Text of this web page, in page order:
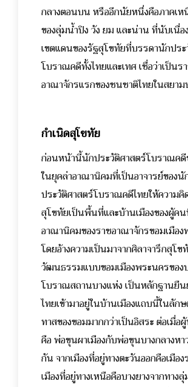
กลางตอนบน หรืออีกนัยหนึ่งคือภาคเห
ของลุ่มน้ำปิง วัง ยม และน่าน ที่นับเนื่อ
เขตแดนของรัฐสุโขทัยที่บรรดานักปร
โบราณคดีทั้งไทยและเทศ เชื่อว่าเป็นร
อาณาจักรแรกของชนชาติไทยในสยาม
กำเนิดสุโขทัย
ก่อนหน้านี้นักประวัติศาสตร์โบราณคดี
ในยุคล่าอาณานิคมที่เป็นอาจารย์ของนั
ประวัติศาสตร์โบราณคดีไทยให้ความคิ
สุโขทัยเป็นพื้นที่และบ้านเมืองของผู้ค
อาณานิคมของราชอาณาจักรขอมเมือ
โดยอ้างความเป็นมาจากศิลาจารึกสุโ
วัฒนธรรมแบบขอมเมืองพระนครของ
โบราณสถานบางแห่ง เป็นหลักฐานยื
ไทยเข้ามาอยู่ในบ้านเมืองแถบนี้ในลัก
ทาสของขอมมากกว่าเป็นอิสระ ต่อเมื่อ
คือ พ่อขุนผาเมืองกับพ่อขุนบางกลางห
กัน จากเมืองที่อยู่ทางตะวันออกคือเมือ
เมืองที่อยู่ทางเหนือคือบางยางจากทาง